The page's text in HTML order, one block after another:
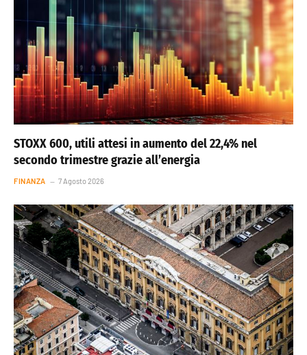
STOXX 600, utili attesi in aumento del 22,4% nel
secondo trimestre grazie all’energia
FINANZA 7 Agosto 2026